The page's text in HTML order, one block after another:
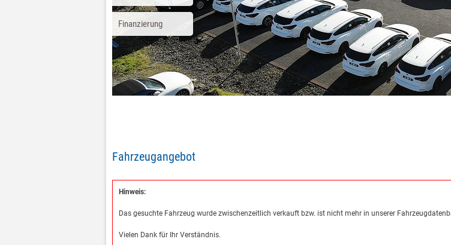
Finanzierung
Fahrzeugangebot
Hinweis:
Das gesuchte Fahrzeug wurde zwischenzeitlich verkauft bzw. ist nicht mehr in unserer
Vielen Dank für Ihr Verständnis.